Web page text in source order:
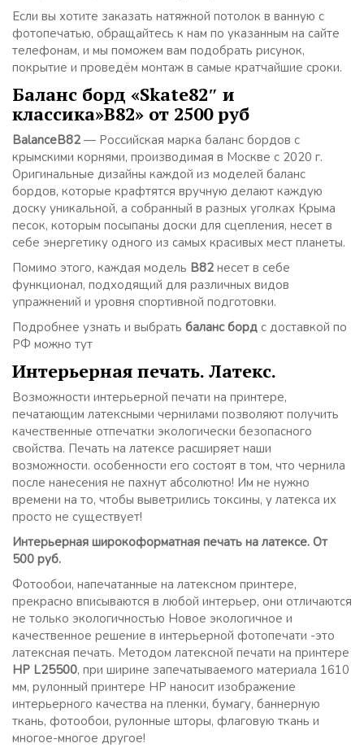
Если вы хотите заказать натяжной потолок в ванную с
фотопечатью, обращайтесь к нам по указанным на сайте
телефонам, и мы поможем вам подобрать рисунок,
покрытие и проведём монтаж в самые кратчайшие сроки.
Баланс борд «Skate82″ и
классика»B82» от 2500 руб
BalanceB82 — Российская марка баланс бордов с
крымскими корнями, производимая в Москве с 2020 г.
Оригинальные дизайны каждой из моделей баланс
бордов, которые крафтятся вручную делают каждую
доску уникальной, а собранный в разных уголках Крыма
песок, которым посыпаны доски для сцепления, несет в
себе энергетику одного из самых красивых мест планеты.
Помимо этого, каждая модель B82 несет в себе
функционал, подходящий для различных видов
упражнений и уровня спортивной подготовки.
Подробнее узнать и выбрать баланс борд с доставкой по
РФ можно тут
Интерьерная печать. Латекс.
Возможности интерьерной печати на принтере,
печатающим латексными чернилами позволяют получить
качественные отпечатки экологически безопасного
свойства. Печать на латексе расширяет наши
возможности. особенности его состоят в том, что чернила
после нанесения не пахнут абсолютно! Им не нужно
времени на то, чтобы выветрились токсины, у латекса их
просто не существует!
Интерьерная широкоформатная печать на латексе. От
500 руб.
Фотообои, напечатанные на латексном принтере,
прекрасно вписываются в любой интерьер, они отличаются
не только экологичностью Новое экологичное и
качественное решение в интерьерной фотопечати -это
латексная печать. Методом латексной печати на принтере
HP L25500, при ширине запечатываемого материала 1610
мм, рулонный принтере HP наносит изображение
интерьерного качества на пленки, бумагу, баннерную
ткань, фотообои, рулонные шторы, флаговую ткань и
многое-многое другое!